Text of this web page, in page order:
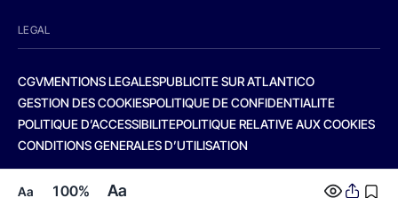
Aa 100% Aa
LEGAL
CGVMENTIONS LEGALESPUBLICITE SUR ATLANTICO
GESTION DES COOKIESPOLITIQUE DE CONFIDENTIALITE
POLITIQUE D’ACCESSIBILITEPOLITIQUE RELATIVE AUX COOKIES
CONDITIONS GENERALES D’UTILISATION